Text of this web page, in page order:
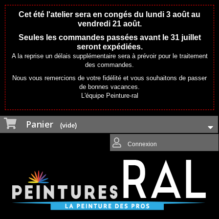
Cet été l'atelier sera en congés du lundi 3 août au
vendredi 21 août.
Seules les commandes passées avant le 31 juillet
seront expédiées.
A la reprise un délais supplémentaire sera à prévoir pour le traitement
des commandes.
Nous vous remercions de votre fidélité et vous souhaitons de passer
de bonnes vacances.
L'équipe Peinture-ral
Panier (vide)
Connexion